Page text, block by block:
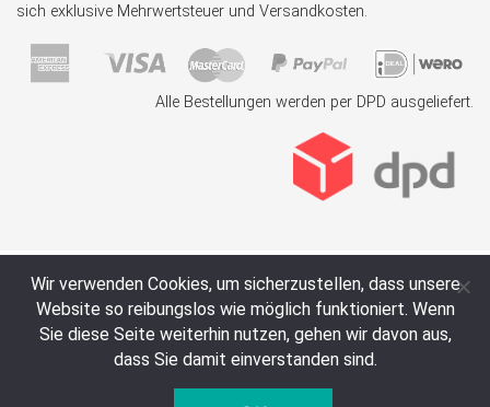
sich exklusive Mehrwertsteuer und Versandkosten.
Alle Bestellungen werden per DPD ausgeliefert.
Wir verwenden Cookies, um sicherzustellen, dass unsere
Website so reibungslos wie möglich funktioniert. Wenn
Sie diese Seite weiterhin nutzen, gehen wir davon aus,
dass Sie damit einverstanden sind.